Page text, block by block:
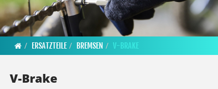
ERSATZTEILE BREMSEN V-BRAKE
V-Brake